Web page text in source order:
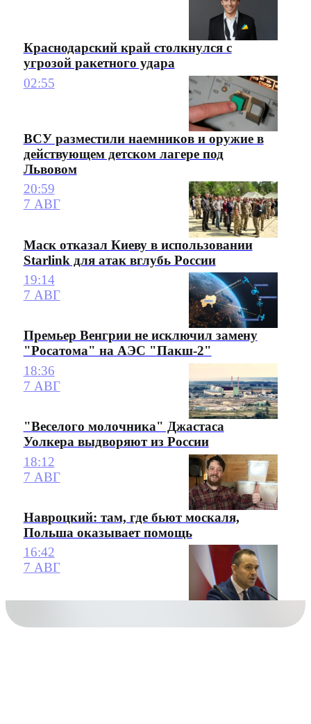
Краснодарский край столкнулся с
угрозой ракетного удара
02:55
ВСУ разместили наемников и оружие в
действующем детском лагере под
Львовом
20:59
7 АВГ
Маск отказал Киеву в использовании
Starlink для атак вглубь России
19:14
7 АВГ
Премьер Венгрии не исключил замену
"Росатома" на АЭС "Пакш-2"
18:36
7 АВГ
"Веселого молочника" Джастаса
Уолкера выдворяют из России
18:12
7 АВГ
Навроцкий: там, где бьют москаля,
Польша оказывает помощь
16:42
7 АВГ